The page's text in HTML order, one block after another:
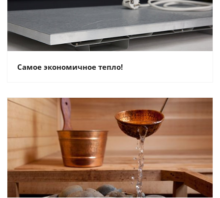
Самое экономичное тепло!